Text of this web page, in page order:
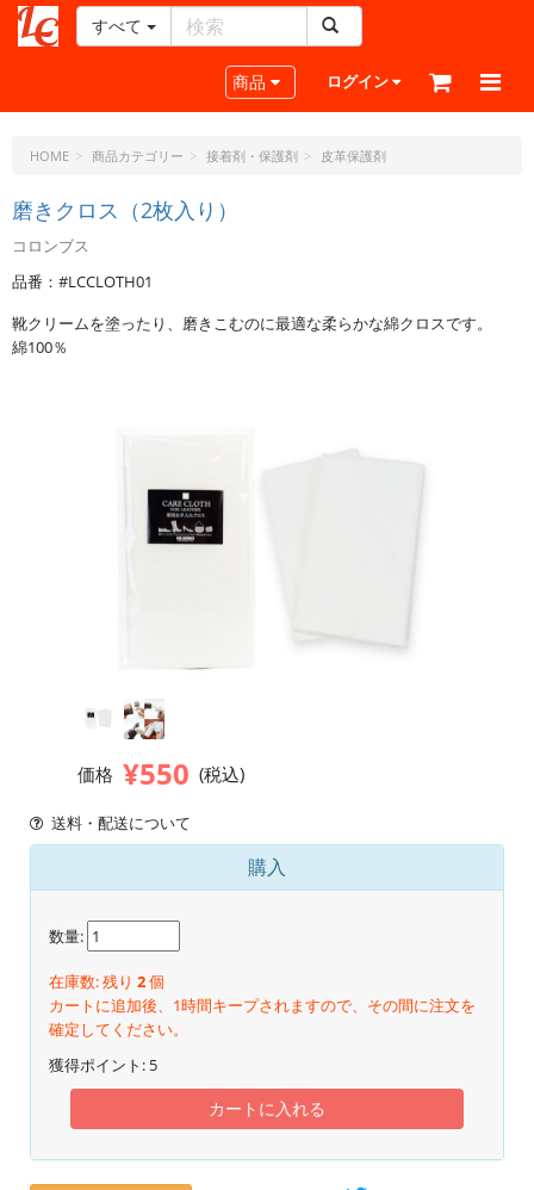
ー
ラ
ト・
ッ
ト・
ジ
ェ
ー
すべて
Toggle navigation
商品 ログイン
HOME 商品カテゴリー 接着剤・保護剤 皮革保護剤
磨きクロス（2枚入り）
コロンブス
品番：#LCCLOTH01
靴クリームを塗ったり、磨きこむのに最適な柔らかな綿クロスです。
綿100％
価格 ¥550 (税込)
送料・配送について
購入
数量:
在庫数: 残り 2個
カートに追加後、1時間キープされますので、その間に注文を
確定してください。
獲得ポイント: 5
カートに入れる